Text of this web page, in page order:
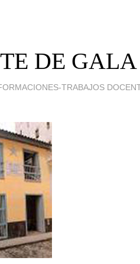
DE GALA
TRABAJOS